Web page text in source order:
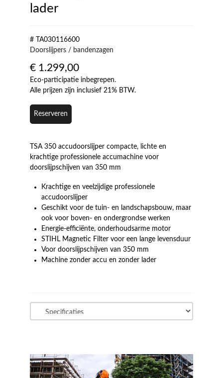
lader
# TA030116600
Doorslijpers / bandenzagen
€ 1.299,00
Eco-participatie inbegrepen.
Alle prijzen zijn inclusief 21% BTW.
Reserveren
TSA 350 accudoorslijper compacte, lichte en
krachtige professionele accumachine voor
doorslijpschijven van 350 mm
Krachtige en veelzijdige professionele
accudoorslijper
Geschikt voor de tuin- en landschapsbouw, maar
ook voor boven- en ondergrondse werken
Energie-efficiënte, onderhoudsarme motor
STIHL Magnetic Filter voor een lange levensduur
Voor doorslijpschijven van 350 mm
Machine zonder accu en zonder lader